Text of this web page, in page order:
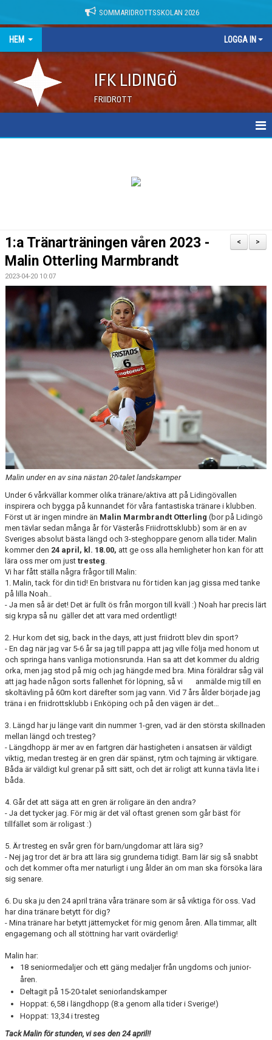
SOMMARIDROTTSSKOLAN 2026
HEM LOGGA IN
IFK LIDINGÖ
FRIIDROTT
>
<
1:a Tränarträningen våren 2023 -
Malin Otterling Marmbrandt
2023-04-20 10:07
Malin under en av sina nästan 20-talet landskamper
Under 6 vårkvällar kommer olika tränare/aktiva att på Lidingövallen
inspirera och bygga på kunnandet för våra fantastiska tränare i klubben.
Först ut är ingen mindre än Malin Marmbrandt Otterling (bor på Lidingö
men tävlar sedan många år för Västerås Friidrottsklubb) som är en av
Sveriges absolut bästa längd och 3-steghoppare genom alla tider. Malin
kommer den 24 april, kl. 18.00, att ge oss alla hemligheter hon kan för att
lära oss mer om just tresteg.
Vi har fått ställa några frågor till Malin:
1. Malin, tack för din tid! En bristvara nu för tiden kan jag gissa med tanke
på lilla Noah..
- Ja men så är det! Det är fullt ös från morgon till kväll :) Noah har precis lärt
sig krypa så nu gäller det att vara med ordentligt!
2. Hur kom det sig, back in the days, att just friidrott blev din sport?
- En dag när jag var 5-6 år sa jag till pappa att jag ville följa med honom ut
och springa hans vanliga motionsrunda. Han sa att det kommer du aldrig
orka, men jag stod på mig och jag hängde med bra. Mina föräldrar såg väl
att jag hade någon sorts fallenhet för löpning, så vi anmälde mig till en
skoltävling på 60m kort därefter som jag vann. Vid 7 års ålder började jag
träna i en friidrottsklubb i Enköping och på den vägen är det…
3. Längd har ju länge varit din nummer 1-gren, vad är den största skillnaden
mellan längd och tresteg?
- Längdhopp är mer av en fartgren där hastigheten i ansatsen är väldigt
viktig, medan tresteg är en gren där spänst, rytm och tajming är viktigare.
Båda är väldigt kul grenar på sitt sätt, och det är roligt att kunna tävla lite i
båda.
4. Går det att säga att en gren är roligare än den andra?
- Ja det tycker jag. För mig är det väl oftast grenen som går bäst för
tillfället som är roligast :)
5. Är tresteg en svår gren för barn/ungdomar att lära sig?
- Nej jag tror det är bra att lära sig grunderna tidigt. Barn lär sig så snabbt
och det kommer ofta mer naturligt i ung ålder än om man ska försöka lära
sig senare.
6. Du ska ju den 24 april träna våra tränare som är så viktiga för oss. Vad
har dina tränare betytt för dig?
- Mina tränare har betytt jättemycket för mig genom åren. Alla timmar, allt
engagemang och all stöttning har varit ovärderlig!
Malin har:
18 seniormedaljer och ett gäng medaljer från ungdoms och junior-
åren.
Deltagit på 15-20-talet seniorlandskamper
Hoppat: 6,58 i längdhopp (8:a genom alla tider i Sverige!)
Hoppat: 13,34 i tresteg
Tack Malin för stunden, vi ses den 24 april!!